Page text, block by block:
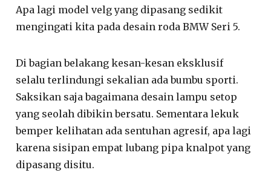
Apa lagi model velg yang dipasang sedikit
mengingati kita pada desain roda BMW Seri 5.
Di bagian belakang kesan-kesan eksklusif
selalu terlindungi sekalian ada bumbu sporti.
Saksikan saja bagaimana desain lampu setop
yang seolah dibikin bersatu. Sementara lekuk
bemper kelihatan ada sentuhan agresif, apa lagi
karena sisipan empat lubang pipa knalpot yang
dipasang disitu.